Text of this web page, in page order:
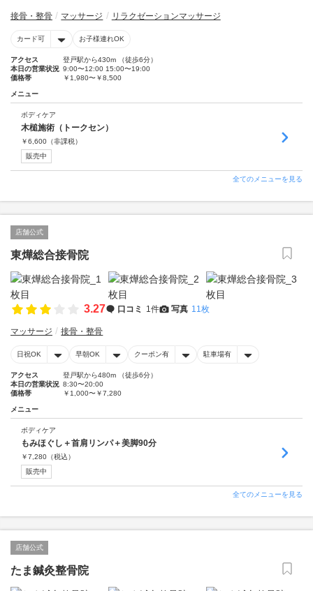
接骨・整骨 マッサージ リラクゼーションマッサージ
カード可 お子様連れOK
アクセス
登戸駅から430m （徒歩6分）
本日の営業状況 9:00〜12:00 15:00〜19:00
価格帯
￥1,980〜￥8,500
メニュー
ボディケア
木槌施術（トークセン）
￥6,600 （非課税）
販売中
全てのメニューを見る
店舗公式
東燁総合接骨院
3.27 口コミ 1件 写真 11枚
マッサージ 接骨・整骨
日祝OK 早朝OK クーポン有 駐車場有
アクセス
登戸駅から480m （徒歩6分）
本日の営業状況 8:30〜20:00
価格帯
￥1,000〜￥7,280
メニュー
ボディケア
もみほぐし＋首肩リンパ＋美脚90分
￥7,280 （税込）
販売中
全てのメニューを見る
店舗公式
たま鍼灸整骨院